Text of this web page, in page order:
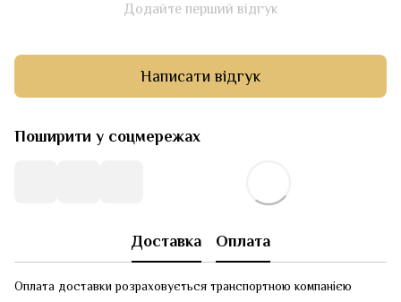
Додайте перший відгук
Написати відгук
Поширити у соцмережах
Доставка Оплата
Оплата доставки розраховується транспортною компанією